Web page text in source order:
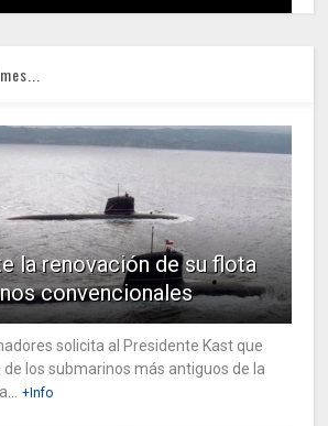
la renovación de su flota
convencionales
solicita al Presidente Kast que
los submarinos más antiguos de la
+Info